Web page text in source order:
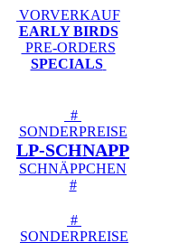
VORVERKAUF
EARLY BIRDS
PRE-ORDERS
SPECIALS
#
SONDERPREISE
LP-SCHNAPP
SCHNÄPPCHEN
#
#
SONDERPREISE